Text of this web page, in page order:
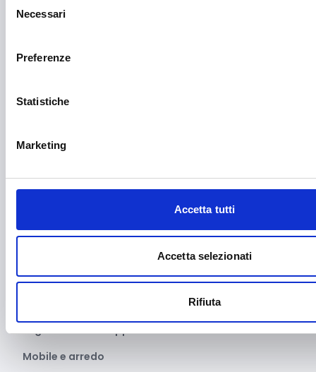
delNecessari
Preferenze
Statistiche
Marketing
Accetta tutti
Accetta selezionati
Rifiuta
Imprenditoria femminile
Innovazione tecnologica, digitalizzazione, ICT
Libro e lettura
Marketing e comunicazione
Migrazione e sviluppo
Mobile e arredo